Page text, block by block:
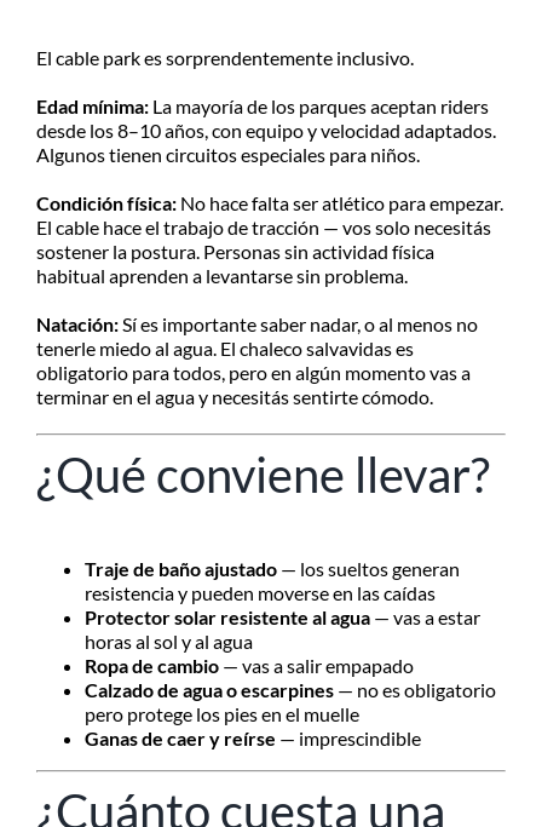
El cable park es sorprendentemente inclusivo.
Edad mínima: La mayoría de los parques aceptan riders
desde los 8–10 años, con equipo y velocidad adaptados.
Algunos tienen circuitos especiales para niños.
Condición física: No hace falta ser atlético para empezar.
El cable hace el trabajo de tracción — vos solo necesitás
sostener la postura. Personas sin actividad física
habitual aprenden a levantarse sin problema.
Natación:Sí es importante saber nadar, o al menos no
tenerle miedo al agua. El chaleco salvavidas es
obligatorio para todos, pero en algún momento vas a
terminar en el agua y necesitás sentirte cómodo.
¿Qué conviene llevar?
Traje de baño ajustado — los sueltos generan
resistencia y pueden moverse en las caídas
Protector solar resistente al agua — vas a estar
horas al sol y al agua
Ropa de cambio — vas a salir empapado
Calzado de agua o escarpines — no es obligatorio
pero protege los pies en el muelle
Ganas de caer y reírse — imprescindible
¿Cuánto cuesta una